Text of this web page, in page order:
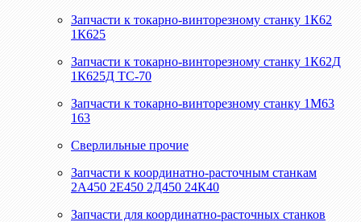
Запчасти к токарно-винторезному станку 1К62
1К625
Запчасти к токарно-винторезному станку 1К62Д
1К625Д ТС-70
Запчасти к токарно-винторезному станку 1М63
163
Сверлильные прочие
Запчасти к координатно-расточным станкам
2А450 2Е450 2Д450 24К40
Запчасти для координатно-расточных станков